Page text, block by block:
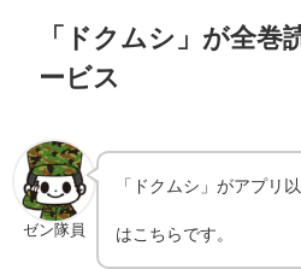
「ドクムシ」が全巻
ービス
ゼン隊員
「ドクムシ」がアプリ
はこちらです。